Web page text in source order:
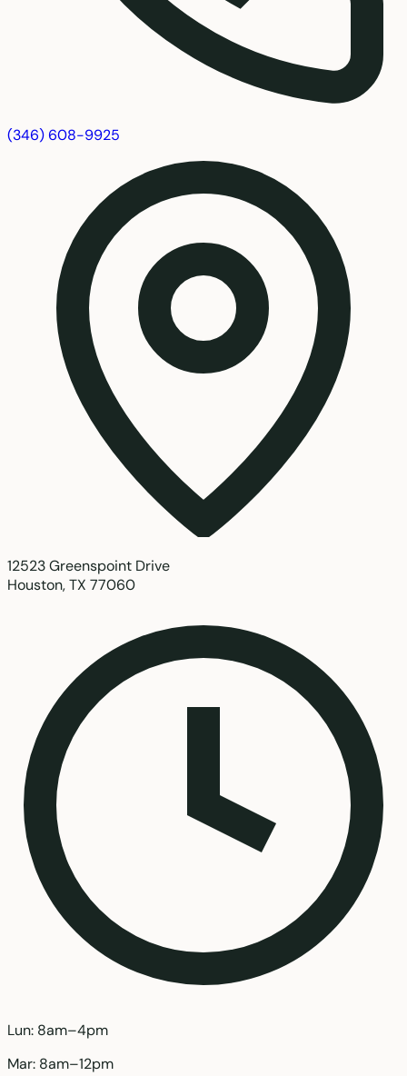
(346) 608-9925
12523 Greenspoint Drive
Houston, TX 77060
Lun: 8am–4pm
Mar: 8am–12pm